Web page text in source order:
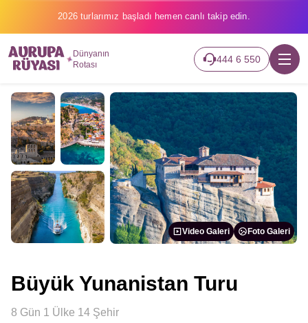
2026 turlarımız başladı hemen canlı takip edin.
Dünyanın
Rotası
444 6 550
Video Galeri Foto Galeri
Büyük Yunanistan Turu
8 Gün 1 Ülke 14 Şehir